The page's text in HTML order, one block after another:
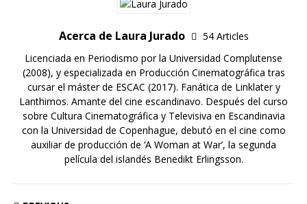
Acerca de Laura Jurado
54 Articles
Licenciada en Periodismo por la Universidad Complutense
(2008), y especializada en Producción Cinematográfica tras
cursar el máster de ESCAC (2017). Fanática de Linklater y
Lanthimos. Amante del cine escandinavo. Después del curso
sobre Cultura Cinematográfica y Televisiva en Escandinavia
con la Universidad de Copenhague, debutó en el cine como
auxiliar de producción de ‘A Woman at War’, la segunda
película del islandés Benedikt Erlingsson.